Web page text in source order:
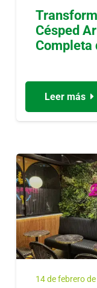
Césped
Completa
Leer más
14 de febrero